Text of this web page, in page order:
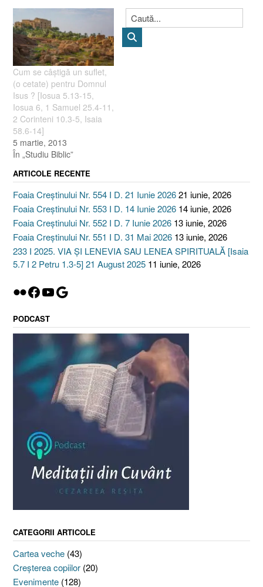
Cum se câştigă un suflet,
(o cetate) pentru Domnul
Isus ? [Iosua 5.13-15,
Iosua 6, 1 Samuel 25.4-11,
2 Corinteni 10.3-5, Isaia
58.6-14]
5 martie, 2013
În „Studiu Biblic”
ARTICOLE RECENTE
Foaia Creștinului Nr. 554 I D. 21 Iunie 202621 iunie, 2026
Foaia Creștinului Nr. 553 I D. 14 Iunie 2026 14 iunie, 2026
Foaia Creștinului Nr. 552 I D. 7 Iunie 2026 13 iunie, 2026
Foaia Creștinului Nr. 551 I D. 31 Mai 2026 13 iunie, 2026
233 I 2025. VIA ȘI LENEVIA SAU LENEA SPIRITUALĂ [Isaia
5.7 I 2 Petru 1.3-5] 21 August 2025 11 iunie, 2026
Flickr
Facebook
YouTube
Google
PODCAST
CATEGORII ARTICOLE
Cartea veche (43)
Creşterea copiilor (20)
Evenimente (128)